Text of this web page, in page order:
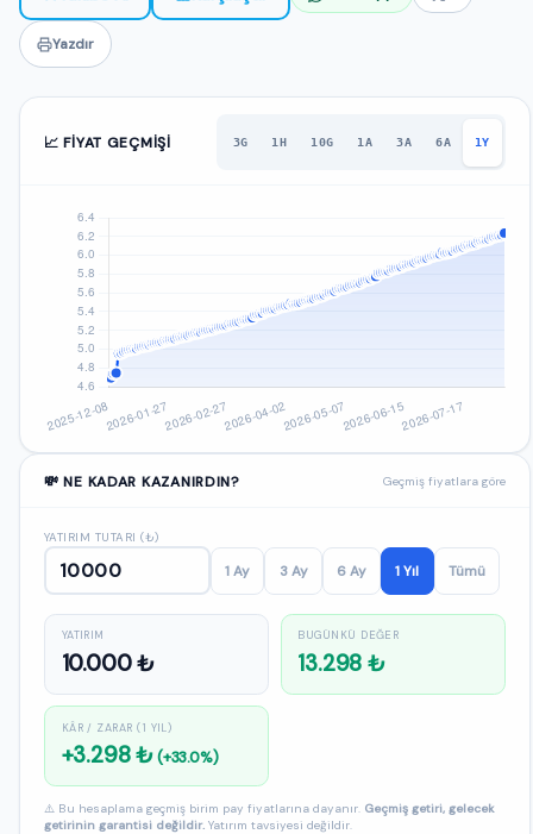
Yazdır
📈 FIYAT GEÇMIŞI 3G 1H 10G 1A 3A 6A 1Y
💸 NE KADAR KAZANIRDIN? Geçmiş fiyatlara göre
YATIRIM TUTARI (₺)
1 Ay 3 Ay 6 Ay 1 Yıl Tümü
YATIRIM
10.000 ₺
BUGÜNKÜ DEĞER
13.298 ₺
KÂR / ZARAR (1 YIL)
+3.298 ₺(+33.0%)
⚠️ Bu hesaplama geçmiş birim pay fiyatlarına dayanır. Geçmiş getiri, gelecek
getirinin garantisi değildir. Yatırım tavsiyesi değildir.